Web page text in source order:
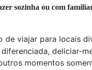
sozinha ou com
de viajar para locais
deliciar-
momentos